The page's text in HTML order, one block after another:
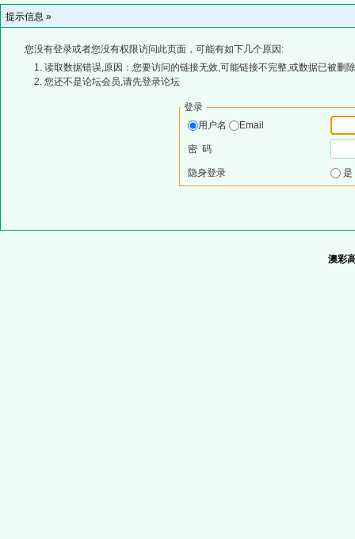
提示信息 »
您没有登录或者您没有权限访问此页面，可能有如下几个原因:
读取数据错误,原因：您要访问的链接无效,可能链接不完整,或数据已被删
您还不是论坛会员,请先登录论坛
登录
用户名
Email
密 码
隐身登录
澳彩